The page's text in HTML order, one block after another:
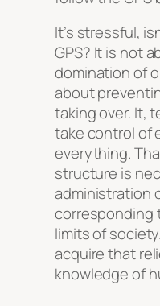
It’s stressful,
GPS? It is not
domination of
about
taking over. It,
take control of
everything.
structure is
administration
corresponding
limits of
acquire that
knowledge of